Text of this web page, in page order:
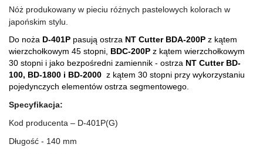
Nóż produkowany w pieciu różnych pastelowych kolorach w
japońskim stylu.
Do noża D-401P pasują ostrza NT Cutter BDA-200P z kątem
wierzchołkowym 45 stopni, BDC-200P z kątem wierzchołkowym
30 stopni i jako bezpośredni zamiennik - ostrza NT Cutter BD-
100, BD-1800 i BD-2000 z kątem 30 stopni przy wykorzystaniu
pojedynczych elementów ostrza segmentowego.
Specyfikacja:
Kod producenta – D-401P(G)
Długość - 140 mm